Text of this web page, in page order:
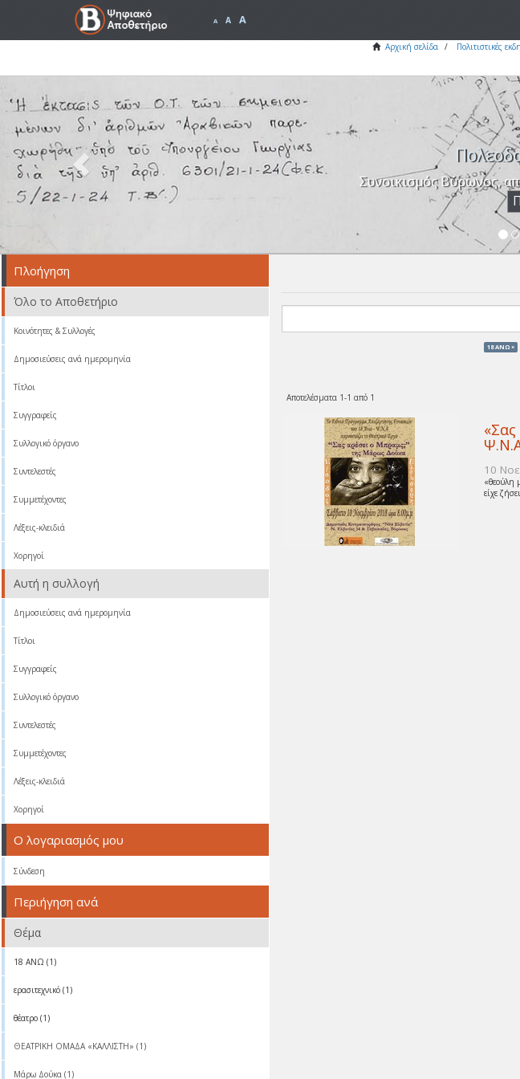
A A A
Αρχική σελίδα Πολιτιστικές
Συνοικισμός Βύρωνος,
18 ΑΝΩ ×
Αποτελέσματα 1-1 από 1
10
«θεούλη
είχε
Πλοήγηση
Όλο το Αποθετήριο
Κοινότητες & Συλλογές
Δημοσιεύσεις ανά ημερομηνία
Τίτλοι
Συγγραφείς
Συλλογικό όργανο
Συντελεστές
Συμμετέχοντες
Λέξεις-κλειδιά
Χορηγοί
Αυτή η συλλογή
Δημοσιεύσεις ανά ημερομηνία
Τίτλοι
Συγγραφείς
Συλλογικό όργανο
Συντελεστές
Συμμετέχοντες
Λέξεις-κλειδιά
Χορηγοί
Ο λογαριασμός μου
Σύνδεση
Περιήγηση ανά
Θέμα
18 ΑΝΩ (1)
ερασιτεχνικό (1)
θέατρο (1)
ΘΕΑΤΡΙΚΗ ΟΜΑΔΑ «ΚΑΛΛΙΣΤΗ» (1)
Μάρω Δούκα (1)